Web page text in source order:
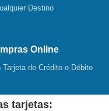
Destino
Online
Tarjeta de Crédito o Débito
tarjetas: